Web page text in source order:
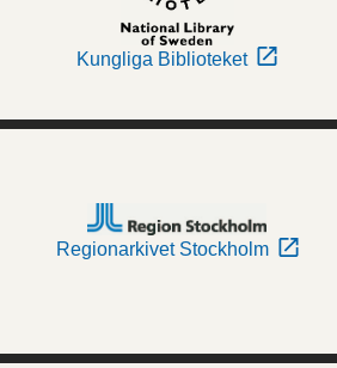
Kungliga Biblioteket
Regionarkivet Stockholm